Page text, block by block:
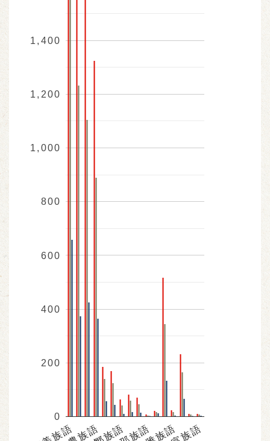
鄒族語邵族語
0
200
400
600
800
1,000
1,200
1,400